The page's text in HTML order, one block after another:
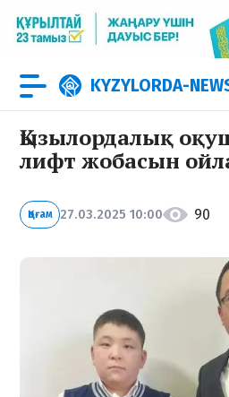
KYZYLORDA-
Қызылордалық
лифт жобасын
Қоғам 27.03.2025 10:00 90